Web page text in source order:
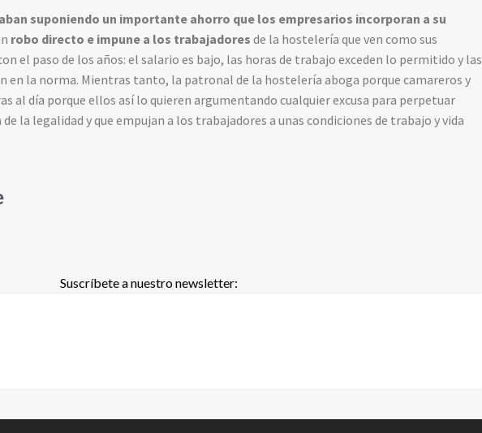
suponiendo un importante ahorro que los empresarios incorporan a su
robo directo e impune a los trabajadores de la hostelería que ven como sus
el paso de los años: el salario es bajo, las horas de trabajo exceden lo permitido y las
en la norma. Mientras tanto, la patronal de la hostelería aboga porque camareros y
al día porque ellos así lo quieren argumentando cualquier excusa para perpetuar
la legalidad y que empujan a los trabajadores a unas condiciones de trabajo y vida
Suscríbete a nuestro newsletter: